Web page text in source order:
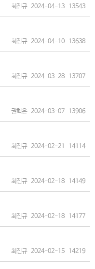
최진규 2024-04-13 13543
최진규 2024-04-10 13638
최진규 2024-03-28 13707
권혁은 2024-03-07 13906
최진규 2024-02-21 14114
최진규 2024-02-18 14149
최진규 2024-02-18 14177
최진규 2024-02-15 14219